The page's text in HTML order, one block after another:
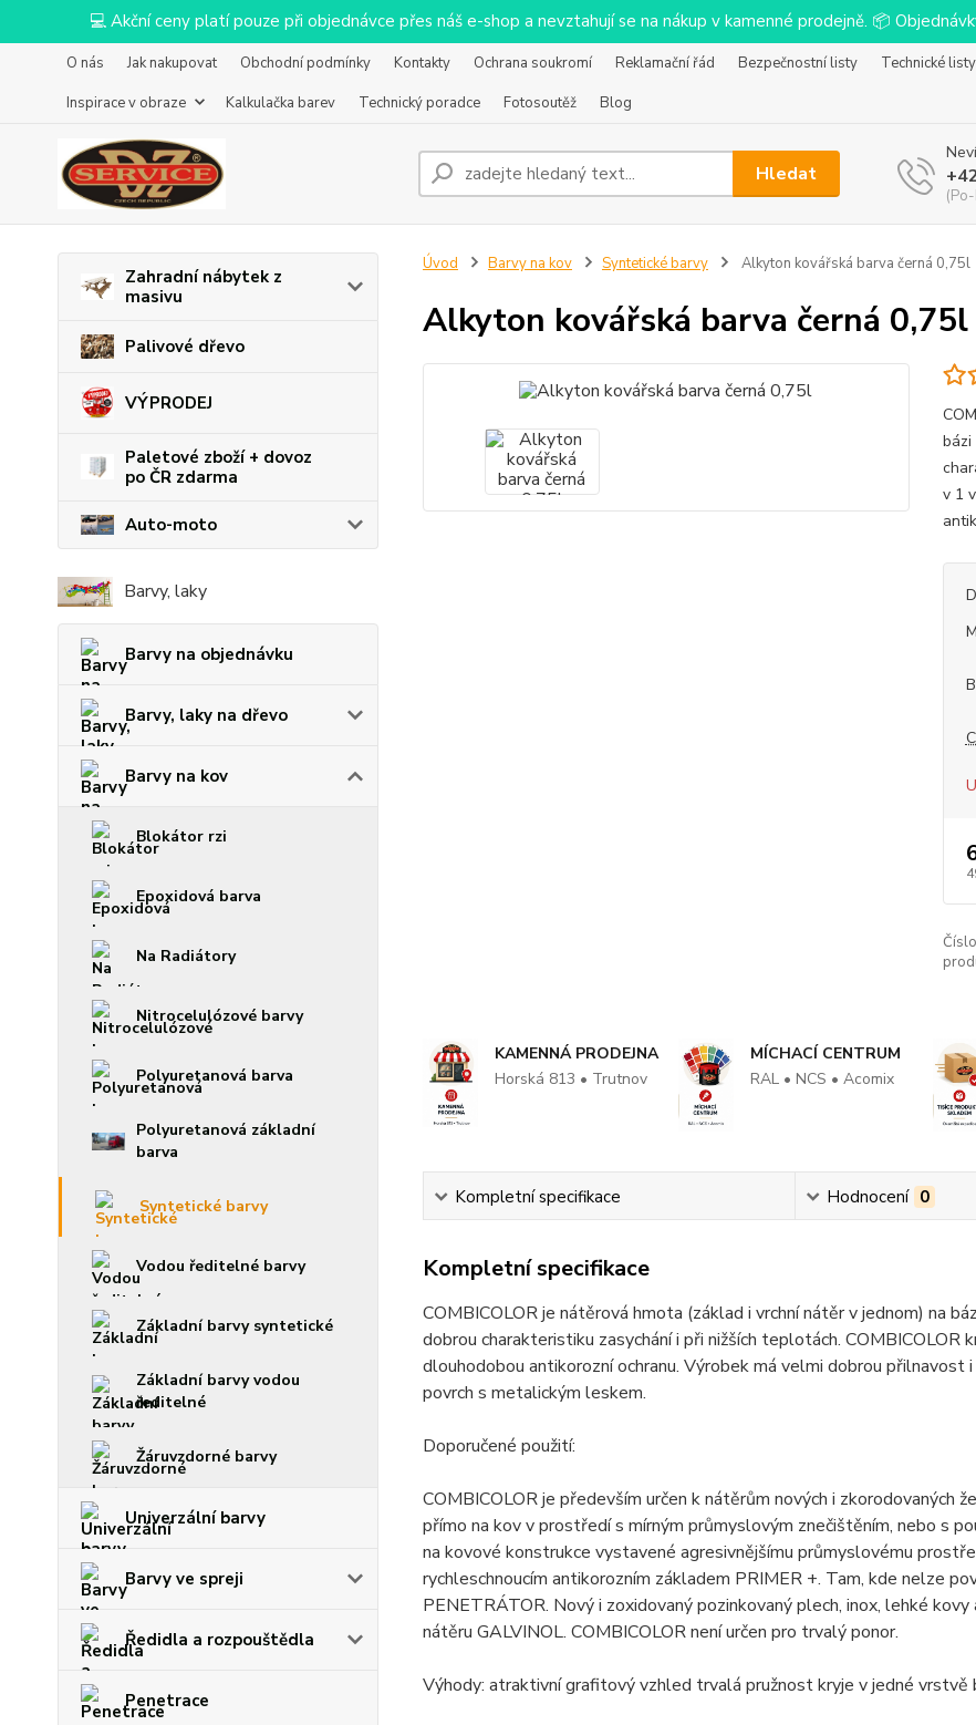
💻 Akční ceny platí pouze při objednávce přes náš e-shop a nevztahují se na nákup v kamenné prodejně. 📦
O nás Jak nakupovat Obchodní podmínky Kontakty Ochrana soukromí Reklamační řád Bezpečnostní listy Technické listy
Inspirace v obraze
Kalkulačka barev Technický poradce Fotosoutěž Blog
Hledat
Zahradní nábytek z
masivu
Palivové dřevo
VÝPRODEJ
Paletové zboží + dovoz
po ČR zdarma
Auto-moto
Barvy, laky
Barvy na objednávku
Barvy, laky na dřevo
Barvy na kov
Blokátor rzi
Epoxidová barva
Na Radiátory
Nitrocelulózové barvy
Polyuretanová barva
Polyuretanová základní
barva
Syntetické barvy
Vodou ředitelné barvy
Základní barvy syntetické
Základní barvy vodou
ředitelné
Žáruvzdorné barvy
Univerzální barvy
Barvy ve spreji
Ředidla a rozpouštědla
Penetrace
Úvod Barvy na kov Syntetické barvy Alkyton kovářská barva černá 0,75l
Alkyton kovářská barva černá 0,75l
bázi
v 1
Číslo
KAMENNÁ PRODEJNA
Horská 813 • Trutnov
MÍCHACÍ CENTRUM
RAL • NCS • Acomix
Kompletní specifikace Hodnocení 0
Kompletní specifikace
COMBICOLOR je nátěrová hmota (základ i vrchní nátěr v jednom) na
dobrou charakteristiku zasychání i při nižších teplotách.
dlouhodobou antikorozní ochranu. Výrobek má velmi dobrou
povrch s metalickým leskem.
Doporučené použití:
COMBICOLOR je především určen k nátěrům nových i zkorodovaných
přímo na kov v prostředí s mírným průmyslovým znečištěním, nebo s
na kovové konstrukce vystavené agresivnějšímu průmyslovému
rychleschnoucím antikorozním základem PRIMER +. Tam, kde nelze
PENETRÁTOR. Nový i zoxidovaný pozinkovaný plech, inox, lehké
nátěru GALVINOL. COMBICOLOR není určen pro trvalý ponor.
Výhody: atraktivní grafitový vzhled trvalá pružnost kryje v jedné